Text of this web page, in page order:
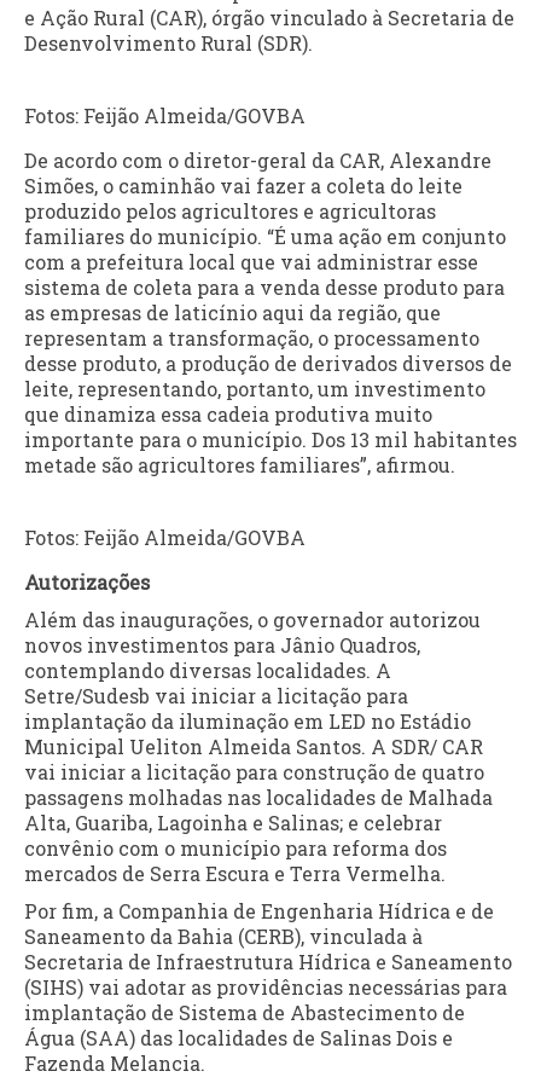
e Ação Rural (CAR), órgão vinculado à Secretaria de
Desenvolvimento Rural (SDR).
Fotos: Feijão Almeida/GOVBA
De acordo com o diretor-geral da CAR, Alexandre
Simões, o caminhão vai fazer a coleta do leite
produzido pelos agricultores e agricultoras
familiares do município. “É uma ação em conjunto
com a prefeitura local que vai administrar esse
sistema de coleta para a venda desse produto para
as empresas de laticínio aqui da região, que
representam a transformação, o processamento
desse produto, a produção de derivados diversos de
leite, representando, portanto, um investimento
que dinamiza essa cadeia produtiva muito
importante para o município. Dos 13 mil habitantes
metade são agricultores familiares”, afirmou.
Fotos: Feijão Almeida/GOVBA
Autorizações
Além das inaugurações, o governador autorizou
novos investimentos para Jânio Quadros,
contemplando diversas localidades. A
Setre/Sudesb vai iniciar a licitação para
implantação da iluminação em LED no Estádio
Municipal Ueliton Almeida Santos. A SDR/ CAR
vai iniciar a licitação para construção de quatro
passagens molhadas nas localidades de Malhada
Alta, Guariba, Lagoinha e Salinas; e celebrar
convênio com o município para reforma dos
mercados de Serra Escura e Terra Vermelha.
Por fim, a Companhia de Engenharia Hídrica e de
Saneamento da Bahia (CERB), vinculada à
Secretaria de Infraestrutura Hídrica e Saneamento
(SIHS) vai adotar as providências necessárias para
implantação de Sistema de Abastecimento de
Água (SAA) das localidades de Salinas Dois e
Fazenda Melancia.